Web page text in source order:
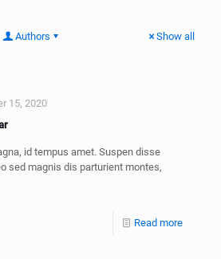
Authors Show all
15, 2020
id tempus amet. Suspen disse
sed magnis dis parturient montes,
Read more